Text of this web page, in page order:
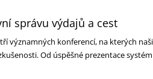
správu výdajů a cest
významných konferencí, na kterých naši
Od úspěšné prezentace